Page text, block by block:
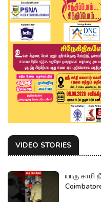
VIDEO STORIES
யாரு